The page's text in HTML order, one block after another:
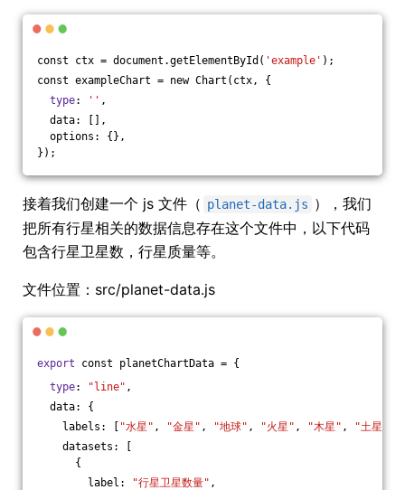
const ctx = document.getElementById( 'example' );
const exampleChart = new Chart(ctx, {
type: '' ,
data: [],
options: {},
});
接着我们创建一个 js 文件（ planet-data.js ），我们
把所有行星相关的数据信息存在这个文件中，以下代码
包含行星卫星数，行星质量等。
文件位置：src/planet-data.js
export const planetChartData = {
type: "line" ,
data: {
labels: [ "水星" , "金星" , "地球" , "火星" , "木星" , "土星"
datasets: [
{
label:
"行星卫星数量" ,